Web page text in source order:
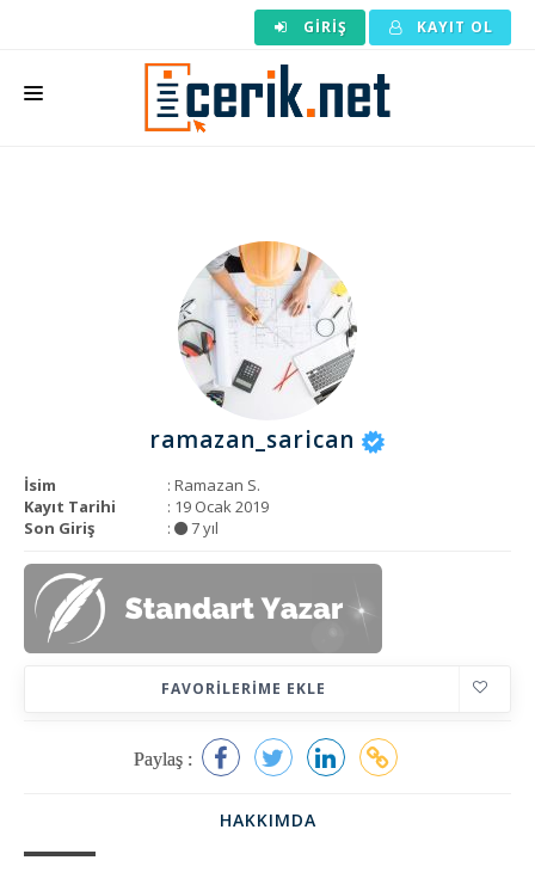
GIRIŞ KAYIT OL
KURUMSAL
ramazan_sarican
İsim
: Ramazan S.
Kayıt Tarihi
: 19 Ocak 2019
Son Giriş
: 7 yıl
FAVORILERIME EKLE
Paylaş :
HAKKIMDA